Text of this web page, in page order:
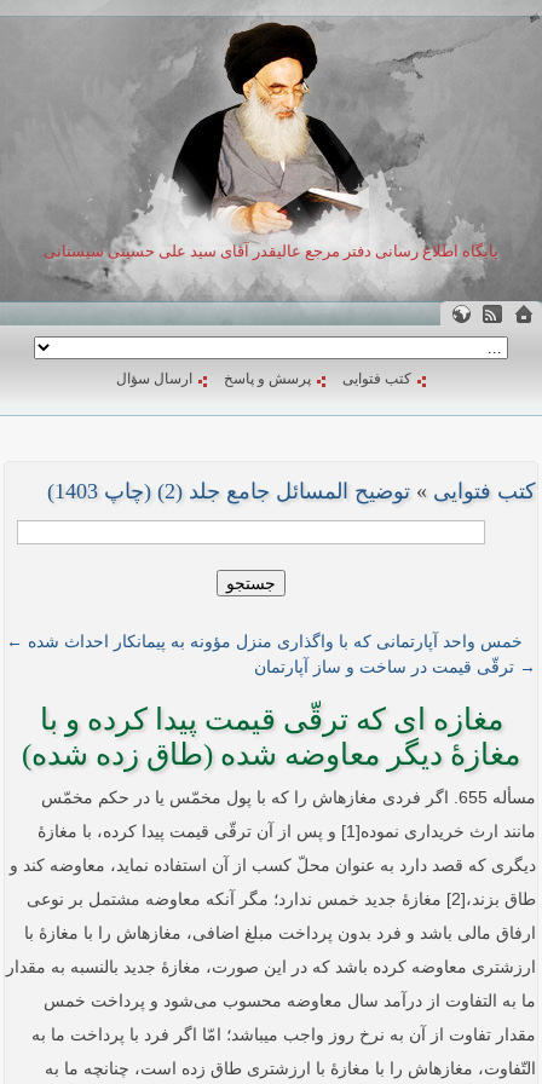
پایگاه اطلاع رسانی دفتر مرجع عالیقدر آقای سید علی حسینی سیستانی
کتب فتوایی پرسش و پاسخ ارسال سؤال
کتب فتوایی » توضیح المسائل جامع جلد (2) (چاپ 1403)
جستجو
خمس واحد آپارتمانی که با واگذاری منزل مؤونه به پیمانکار احداث شده ←
→ ترقّی قیمت در ساخت و ساز آپارتمان
مغازه ­ای که ترقّی قیمت پیدا کرده و با
مغازۀ دیگر معاوضه شده (طاق زده شده)
مسأله 655. اگر فردی مغازه­اش را که با پول مخمّس یا در حکم مخمّس
مانند ارث خریداری نموده[1] و پس از آن ترقّی قیمت پیدا کرده، با مغازۀ
دیگری که قصد دارد به عنوان محلّ کسب از آن استفاده نماید، معاوضه کند و
طاق بزند،[2] مغازۀ جدید خمس ندارد؛ مگر آنکه معاوضه مشتمل بر نوعی
ارفاق مالی باشد و فرد بدون پرداخت مبلغ اضافی، مغازه­اش را با مغازۀ با
ارزش­تری معاوضه کرده باشد که در این صورت، مغازۀ جدید بالنسبه به مقدار
ما به التفاوت از درآمد سال معاوضه محسوب می‌شود و پرداخت خمس
مقدار تفاوت از آن به نرخ روز واجب می­باشد؛ امّا اگر فرد با پرداخت ما به
التّفاوت، مغازه­اش را با مغازۀ با ارزش­تری طاق زده است، چنانچه ما به